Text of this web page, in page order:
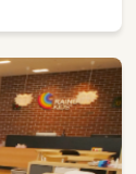
配置など、